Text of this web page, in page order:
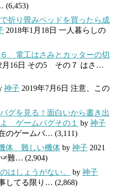
(6,453)
折り畳みベッドを買ったら成
2018年1月18日 一人暮らしの
電工はさみとカッターの切
16日 その5 その７ はさ…
神子 2019年7月6日 注意、この
グを見る！面白いから書き出
ゲームバグその１
by 神子
のゲームバ… (3,111)
体 難しい機体 by 神子 2021
≠難… (2,904)
はしょうがない。
by 神子
してる限り… (2,868)